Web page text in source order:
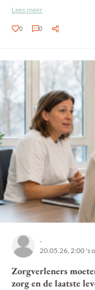
Lees meer
0 0
-
20.05.26, 2:00 's
Zorgverleners
zorg en de laatste